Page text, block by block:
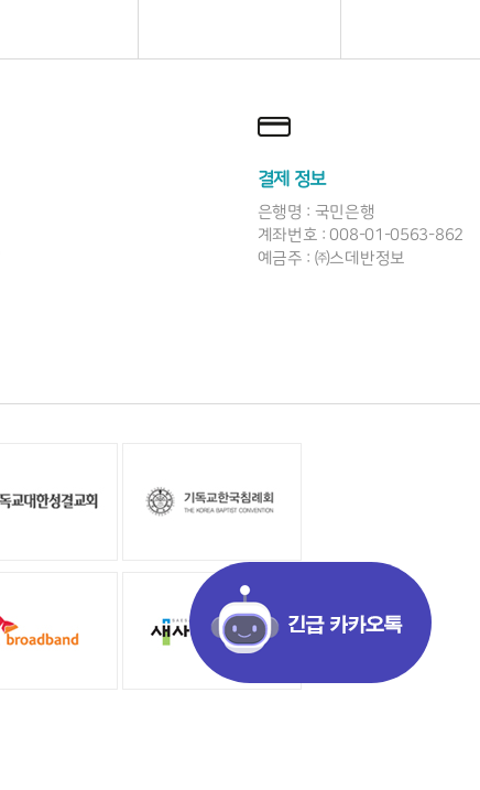
결제 정보
은행명 : 국민은행
계좌번호 : 008-01-0563-862
예금주 : ㈜스데반정보